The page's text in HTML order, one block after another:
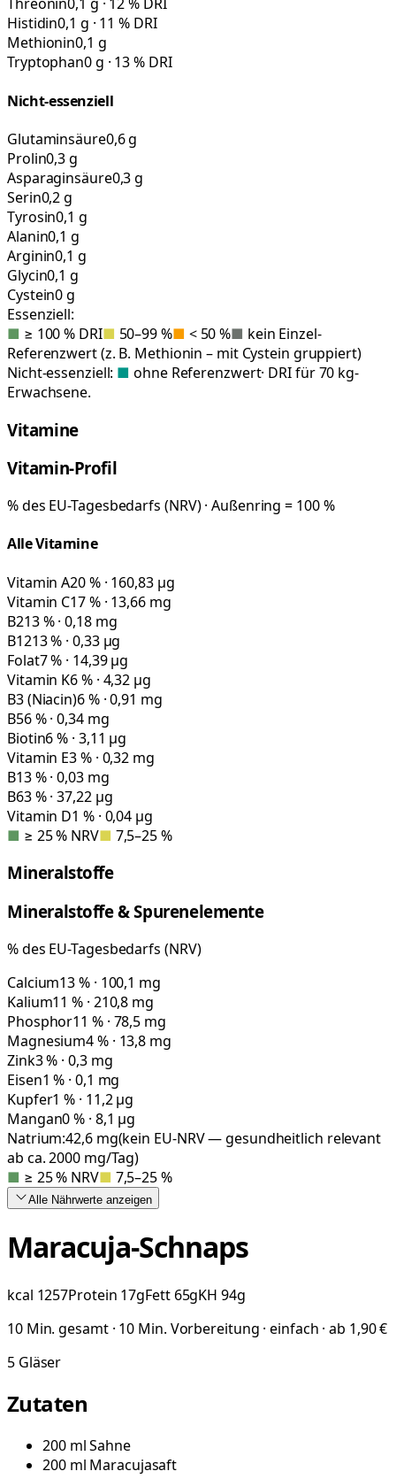
Histidin0,1 g · 11 % DRI
Methionin0,1 g
Tryptophan0 g · 13 % DRI
Nicht-essenziell
Glutaminsäure0,6 g
Prolin0,3 g
Asparaginsäure0,3 g
Serin0,2 g
Tyrosin0,1 g
Alanin0,1 g
Arginin0,1 g
Glycin0,1 g
Cystein0 g
Essenziell:
■ ≥ 100 % DRI■ 50–99 %■ < 50 %■ kein Einzel-
Referenzwert (z. B. Methionin – mit Cystein gruppiert)
Nicht-essenziell: ■ ohne Referenzwert· DRI für 70 kg-
Erwachsene.
Vitamine
Vitamin-Profil
% des EU-Tagesbedarfs (NRV) · Außenring = 100 %
Alle Vitamine
Vitamin A20 % · 160,83 µg
Vitamin C17 % · 13,66 mg
B213 % · 0,18 mg
B1213 % · 0,33 µg
Folat7 % · 14,39 µg
Vitamin K6 % · 4,32 µg
B3 (Niacin)6 % · 0,91 mg
B56 % · 0,34 mg
Biotin6 % · 3,11 µg
Vitamin E3 % · 0,32 mg
B13 % · 0,03 mg
B63 % · 37,22 µg
Vitamin D1 % · 0,04 µg
■ ≥ 25 % NRV■ 7,5–25 %
Mineralstoffe
Mineralstoffe & Spurenelemente
% des EU-Tagesbedarfs (NRV)
Calcium13 % · 100,1 mg
Kalium11 % · 210,8 mg
Phosphor11 % · 78,5 mg
Magnesium4 % · 13,8 mg
Zink3 % · 0,3 mg
Eisen1 % · 0,1 mg
Kupfer1 % · 11,2 µg
Mangan0 % · 8,1 µg
Natrium:42,6mg(kein EU-NRV — gesundheitlich relevant
ab ca. 2000 mg/Tag)
■ ≥ 25 % NRV■ 7,5–25 %
Alle Nährwerte anzeigen
Maracuja-Schnaps
kcal 1257Protein 17gFett 65gKH 94g
10 Min. gesamt · 10 Min. Vorbereitung · einfach · ab 1,90 €
5 Gläser
Zutaten
200 mlSahne
200 ml Maracujasaft